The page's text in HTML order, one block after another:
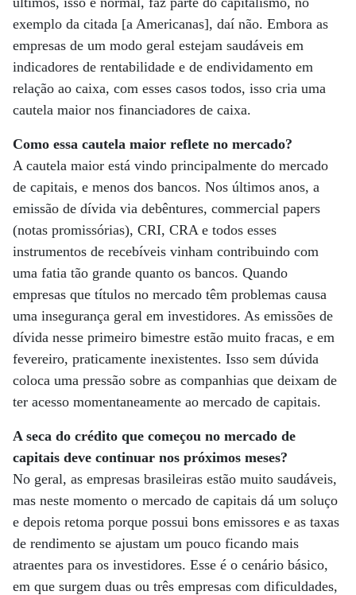
exemplo da citada [a Americanas], daí não. Embora as
empresas de um modo geral estejam saudáveis em
indicadores de rentabilidade e de endividamento em
relação ao caixa, com esses casos todos, isso cria uma
cautela maior nos financiadores de caixa.
Como essa cautela maior reflete no mercado?
A cautela maior está vindo principalmente do mercado
de capitais, e menos dos bancos. Nos últimos anos, a
emissão de dívida via debêntures, commercial papers
(notas promissórias), CRI, CRA e todos esses
instrumentos de recebíveis vinham contribuindo com
uma fatia tão grande quanto os bancos. Quando
empresas que títulos no mercado têm problemas causa
uma insegurança geral em investidores. As emissões de
dívida nesse primeiro bimestre estão muito fracas, e em
fevereiro, praticamente inexistentes. Isso sem dúvida
coloca uma pressão sobre as companhias que deixam de
ter acesso momentaneamente ao mercado de capitais.
A seca do crédito que começou no mercado de
capitais deve continuar nos próximos meses?
No geral, as empresas brasileiras estão muito saudáveis,
mas neste momento o mercado de capitais dá um soluço
e depois retoma porque possui bons emissores e as taxas
de rendimento se ajustam um pouco ficando mais
atraentes para os investidores. Esse é o cenário básico,
em que surgem duas ou três empresas com dificuldades,